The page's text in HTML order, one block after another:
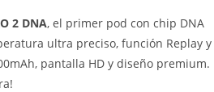
2 DNA, el primer pod con chip DNA
ultra preciso, función Replay y
pantalla HD y diseño premium.